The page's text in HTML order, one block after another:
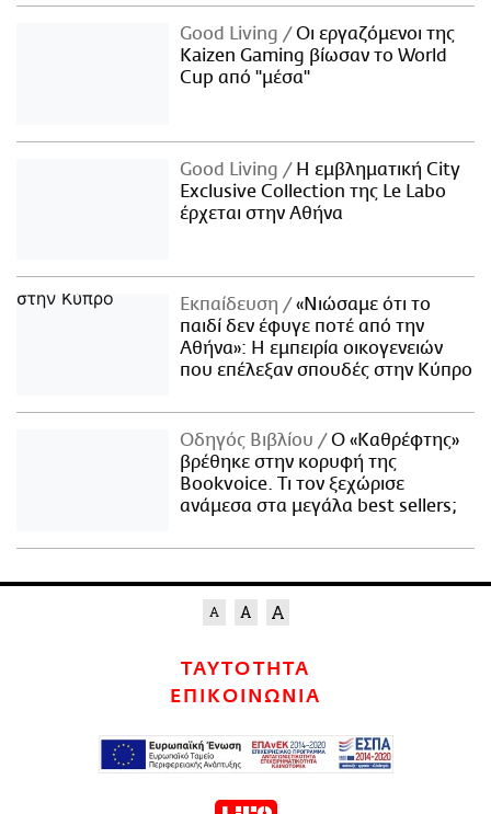
Good Living
Οι εργαζόμενοι της
Kaizen Gaming βίωσαν το World
Cup από "μέσα"
Good Living
Η εμβληματική City
Exclusive Collection της Le Labo
έρχεται στην Αθήνα
Εκπαίδευση
«Νιώσαμε ότι το
παιδί δεν έφυγε ποτέ από την
Αθήνα»: Η εμπειρία οικογενειών
που επέλεξαν σπουδές στην Κύπρο
Οδηγός Βιβλίου
Ο «Καθρέφτης»
βρέθηκε στην κορυφή της
Bookvoice. Τι τον ξεχώρισε
ανάμεσα στα μεγάλα best sellers;
ΤΑΥΤΟΤΗΤΑ
ΕΠΙΚΟΙΝΩΝΙΑ